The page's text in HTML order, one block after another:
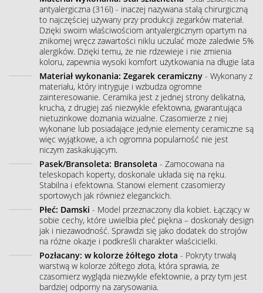
antyalergiczna (316l) - inaczej nazywana stalą chirurgiczną
to najczęściej używany przy produkcji zegarków materiał.
Dzięki swoim właściwościom antyalergicznym opartym na
znikomej wręcz zawartości niklu uczulać może zaledwie 5%
alergików. Dzięki temu, że nie rdzewieje i nie zmienia
koloru, zapewnia wysoki komfort użytkowania na długie lata
Materiał wykonania: Zegarek ceramiczny - Wykonany z
materiału, który intryguje i wzbudza ogromne
zainteresowanie. Ceramika jest z jednej strony delikatna,
krucha, z drugiej zaś niezwykle efektowna, gwarantująca
nietuzinkowe doznania wizualne. Czasomierze z niej
wykonane lub posiadające jedynie elementy ceramiczne są
więc wyjątkowe, a ich ogromna popularność nie jest
niczym zaskakującym.
Pasek/Bransoleta: Bransoleta - Zamocowana na
teleskopach koperty, doskonale układa się na ręku.
Stabilna i efektowna. Stanowi element czasomierzy
sportowych jak również eleganckich.
Płeć: Damski - Model przeznaczony dla kobiet. Łączący w
sobie cechy, które uwielbia płeć piękna – doskonały design
jak i niezawodność. Sprawdzi się jako dodatek do strojów
na różne okazje i podkreśli charakter właścicielki.
Pozłacany: w kolorze żółtego złota - Pokryty trwałą
warstwą w kolorze żółtego złota, która sprawia, że
czasomierz wygląda niezwykle efektownie, a przy tym jest
bardziej odporny na zarysowania.